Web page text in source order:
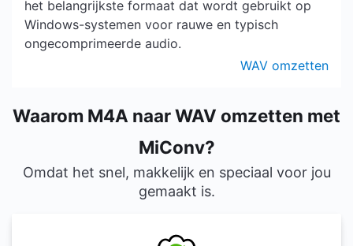
het belangrijkste formaat dat wordt gebruikt op
Windows-systemen voor rauwe en typisch
ongecomprimeerde audio.
WAV omzetten
Waarom M4A naar WAV omzetten met
MiConv?
Omdat het snel, makkelijk en speciaal voor jou
gemaakt is.